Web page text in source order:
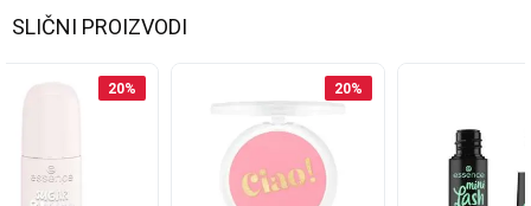
SLIČNI PROIZVODI
20% 20%